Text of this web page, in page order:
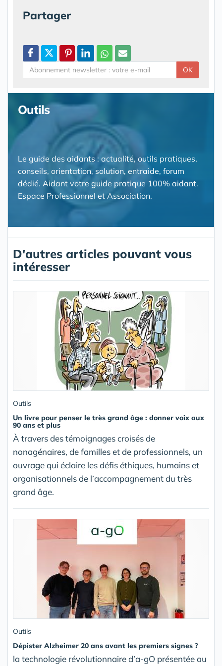
Partager
OK
Outils
Le guide des aidants : actualité, outils pratiques,
conseils, orientation, solution, entraide, forum
dédié. Aidant votre guide pratique 100% aidant.
Espace Professionnel et Association.
D'autres articles pouvant vous
intéresser
Outils
Un livre pour penser le très grand âge : donner voix aux
90 ans et plus
À travers des témoignages croisés de
nonagénaires, de familles et de professionnels, un
ouvrage qui éclaire les défis éthiques, humains et
organisationnels de l’accompagnement du très
grand âge.
Outils
Dépister Alzheimer 20 ans avant les premiers signes ?
la technologie révolutionnaire d’a-gO présentée au